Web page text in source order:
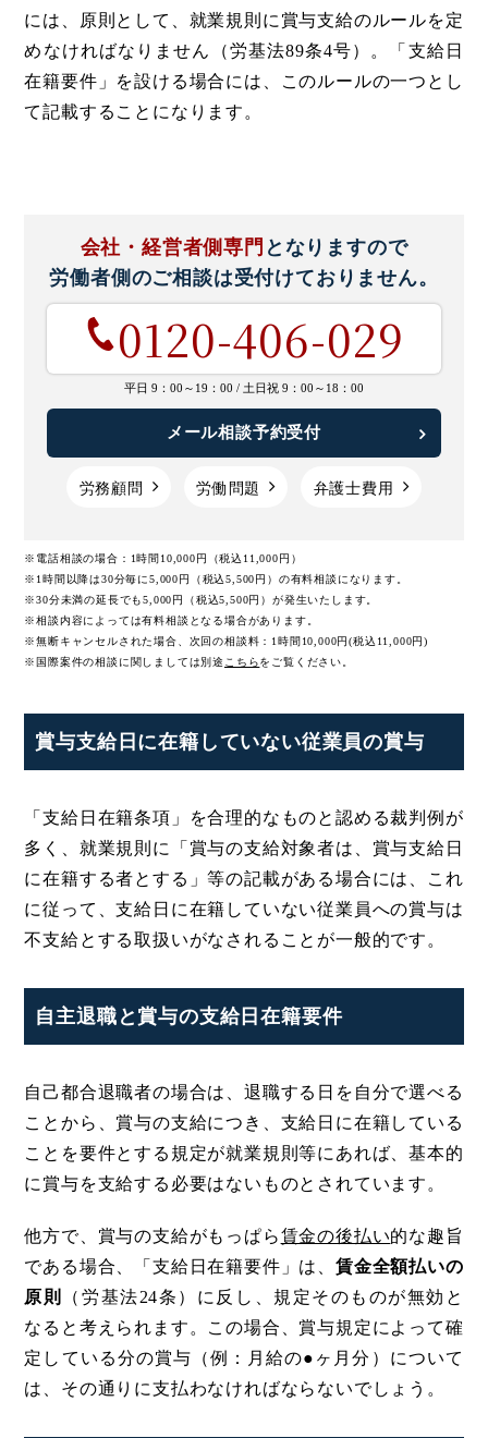
には、原則として、就業規則に賞与支給のルールを定
めなければなりません（労基法89条4号）。「支給日
在籍要件」を設ける場合には、このルールの一つとし
て記載することになります。
会社・経営者側専門 となりますので
労働者側のご相談は受付けておりません。
0120-406-029
平日 9：00～19：00 / 土日祝 9：00～18：00
メール相談予約受付
労務顧問 労働問題 弁護士費用
※電話相談の場合：1時間10,000円（税込11,000円）
※1時間以降は30分毎に5,000円（税込5,500円）の有料相談になります。
※30分未満の延長でも5,000円（税込5,500円）が発生いたします。
※相談内容によっては有料相談となる場合があります。
※無断キャンセルされた場合、次回の相談料：1時間10,000円(税込11,000円)
※国際案件の相談に関しましては別途 こちらをご覧ください。
賞与支給日に在籍していない従業員の賞与
「支給日在籍条項」を合理的なものと認める裁判例が
多く、就業規則に「賞与の支給対象者は、賞与支給日
に在籍する者とする」等の記載がある場合には、これ
に従って、支給日に在籍していない従業員への賞与は
不支給とする取扱いがなされることが一般的です。
自主退職と賞与の支給日在籍要件
自己都合退職者の場合は、退職する日を自分で選べる
ことから、賞与の支給につき、支給日に在籍している
ことを要件とする規定が就業規則等にあれば、基本的
に賞与を支給する必要はないものとされています。
他方で、賞与の支給がもっぱら賃金の後払い的な趣旨
である場合、「支給日在籍要件」は、 賃金全額払いの
原則
（労基法24条）に反し、規定そのものが無効と
なると考えられます。この場合、賞与規定によって確
定している分の賞与（例：月給の●ヶ月分）について
は、その通りに支払わなければならないでしょう。